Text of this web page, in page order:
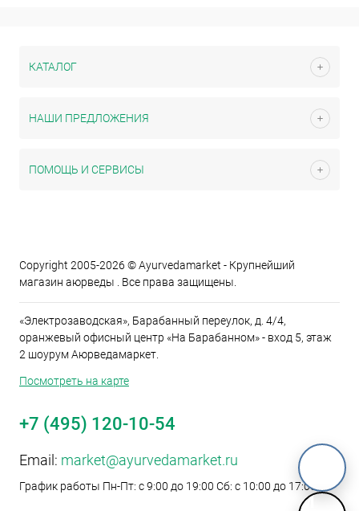
M
КАТАЛОГ
НАШИ ПРЕДЛОЖЕНИЯ
ПОМОЩЬ И СЕРВИСЫ
Copyright 2005-2026 © Ayurvedamarket - Крупнейший
магазин аюрведы . Все права защищены.
«Электрозаводская», Барабанный переулок, д. 4/4,
оранжевый офисный центр «На Барабанном» - вход 5, этаж
2 шоурум Аюрведамаркет.
Посмотреть на карте
+7 (495) 120-10-54
Email: market@ayurvedamarket.ru
График работы Пн-Пт: с 9:00 до 19:00 Сб: с 10:00 до 17:00